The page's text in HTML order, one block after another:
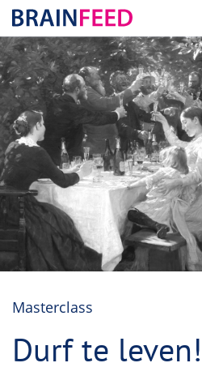
Masterclass
Durf te leven!